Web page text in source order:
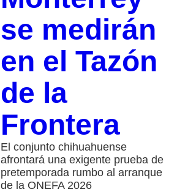
se medirán
en el Tazón
de la
Frontera
El conjunto chihuahuense
afrontará una exigente prueba de
pretemporada rumbo al arranque
de la ONEFA 2026